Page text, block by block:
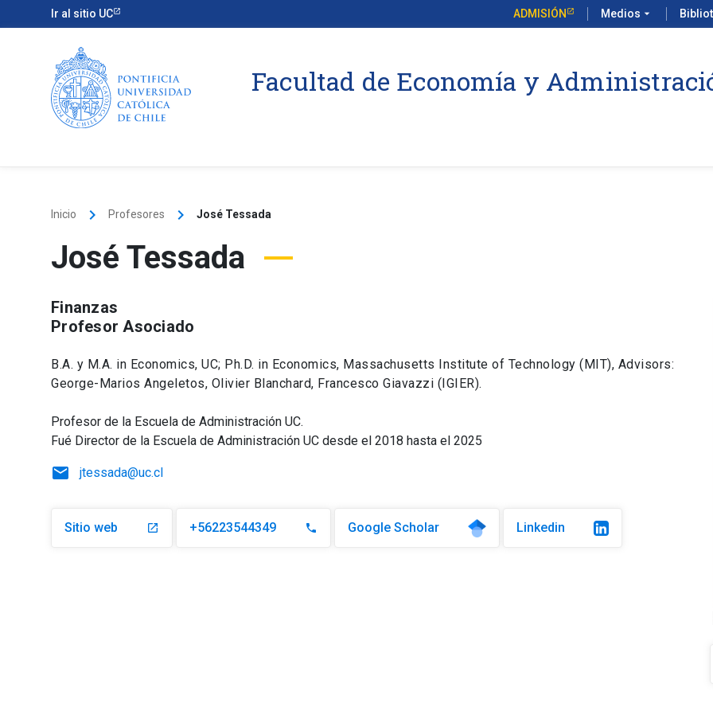
Ir al sitio UC ADMISIÓN Medios arrow_drop_down
Facultad de Economía y
Inicio keyboard_arrow_right Profesores keyboard_arrow_right José Tessada
José Tessada
Finanzas
Profesor Asociado
B.A. y M.A. in Economics, UC; Ph.D. in Economics, Massachusetts Institute of Technology (MIT), Advisors:
George-Marios Angeletos, Olivier Blanchard, Francesco Giavazzi (IGIER).
Profesor de la Escuela de Administración UC.
Fué Director de la Escuela de Administración UC desde el 2018 hasta el 2025
email jtessada@uc.cl
Sitio web launch +56223544349 phone Google Scholar Linkedin